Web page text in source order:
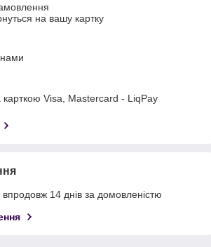
на вашу картку
Visa, Mastercard - LiqPay
14 днів за домовленістю